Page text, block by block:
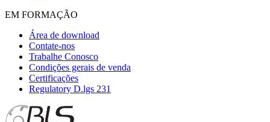
EM FORMAÇÃO
Área de download
Contate-nos
Trabalhe Conosco
Condições gerais de venda
Certificações
Regulatory D.lgs 231